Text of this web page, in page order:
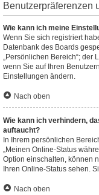
Benutzerpräferenzen
Wie kann ich meine
Wenn Sie sich registriert
Datenbank des Boards
„Persönlichen Bereich“; der
wenn Sie auf Ihren
Einstellungen ändern.
Nach oben
Wie kann ich verhindern,
auftaucht?
In Ihrem persönlichen
„Meinen Online-Status
Option einschalten, können
Ihren Online-Status sehen.
Nach oben